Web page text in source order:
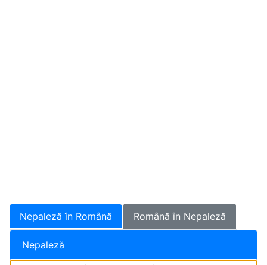
Nepaleză în Română Română în Nepaleză
Nepaleză